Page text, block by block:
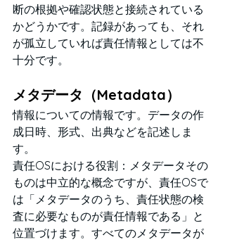
断の根拠や確認状態と接続されている
かどうかです。記録があっても、それ
が孤立していれば責任情報としては不
十分です。
メタデータ（Metadata）
情報についての情報です。データの作
成日時、形式、出典などを記述しま
す。
責任OSにおける役割：メタデータその
ものは中立的な概念ですが、責任OSで
は「メタデータのうち、責任状態の検
査に必要なものが責任情報である」と
位置づけます。すべてのメタデータが